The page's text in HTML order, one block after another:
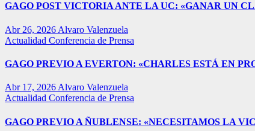
GAGO POST VICTORIA ANTE LA UC: «GANAR UN
Abr 26, 2026 Alvaro Valenzuela
Actualidad Conferencia de Prensa
GAGO PREVIO A EVERTON: «CHARLES ESTÁ EN
Abr 17, 2026 Alvaro Valenzuela
Actualidad Conferencia de Prensa
GAGO PREVIO A ÑUBLENSE: «NECESITAMOS LA